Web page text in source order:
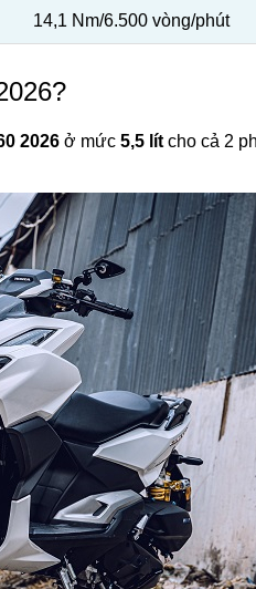
14,1 Nm/6.500 vòng/phút
2026 ở mức 5,5 lít cho cả 2